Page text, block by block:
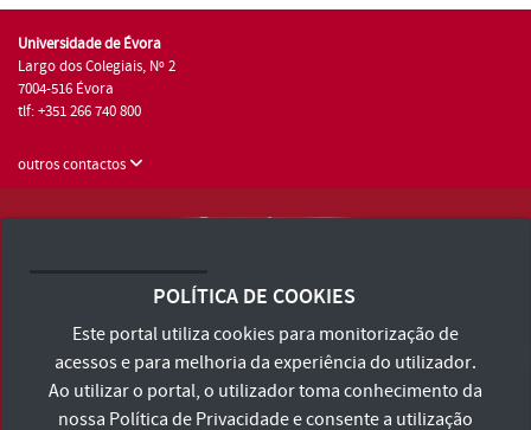
Universidade de Évora
Largo dos Colegiais, Nº 2
7004-516 Évora
tlf: +351 266 740 800
outros contactos
Consulte os Termos e Condições e Política de Privacidade
Declaração de Acessibilidade
POLÍTICA DE COOKIES
Este portal utiliza cookies para monitorização de
acessos e para melhoria da experiência do utilizador.
Ao utilizar o portal, o utilizador toma conhecimento da
nossa Política de Privacidadee consente a utilização